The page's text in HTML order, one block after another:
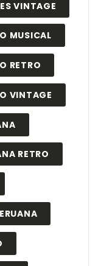
VINTAGE
MUSICAL
RETRO
VINTAGE
RETRO